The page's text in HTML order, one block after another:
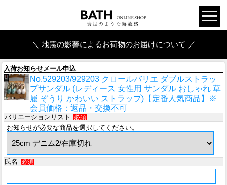
＼ 地震の影響によるお荷物のお届けについて ／
入荷お知らせメール申込
No.529203/929203 クロールバリエ ダブルストラッ
プサンダル (レディース 女性用 サンダル おしゃれ 草
履 ぞうり かわいい ストラップ)【定番人気商品】※
会員価格：返品・交換不可
バリエーションリスト 必須
お知らせが必要な商品を選択してください。
氏名 必須